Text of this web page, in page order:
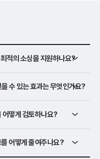
적의 소싱을 지원하나요?
수 있는 효과는 무엇인가요?
어떻게 검토하나요?
어떻게 줄여주나요?